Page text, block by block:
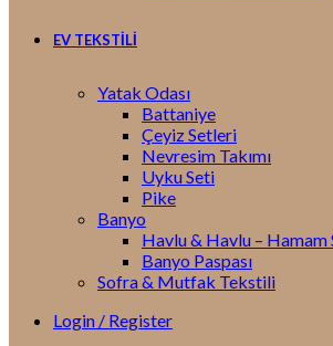
EV TEKSTİLİ
Yatak Odası
Battaniye
Çeyiz Setleri
Nevresim Takımı
Uyku Seti
Pike
Banyo
Havlu & Havlu – Hamam
Banyo Paspası
Sofra & Mutfak Tekstili
Login / Register